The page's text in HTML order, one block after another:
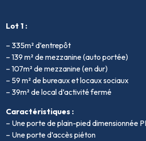
Lot 1 :
– 335m² d’entrepôt
– 139 m² de mezzanine (auto portée)
– 107m² de mezzanine (en dur)
– 59 m² de bureaux et locaux sociaux
– 39m² de local d’activité fermé
Caractéristiques :
– Une porte de plain-pied dimensionnée
– Une porte d’accès piéton